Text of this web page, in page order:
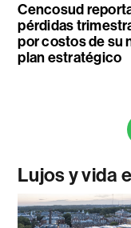
Cencosud
pérdidas
por costos de su
plan estratégico
Lujos y vida